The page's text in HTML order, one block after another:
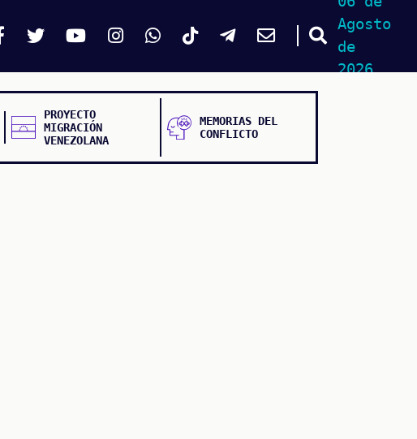
Agosto
de
2026
PROYECTO
MIGRACIÓN
VENEZOLANA
MEMORIAS DEL
CONFLICTO